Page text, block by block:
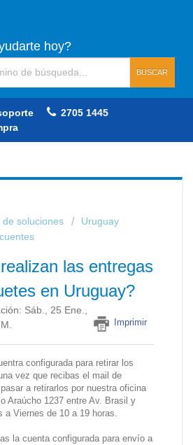
hoy?
BUSCAR
2705 1445
de soluciones
Uruguay
las entregas
en Uruguay?
Imprimir
Sáb., 25 Ene.,
configurada para retirar los
vez que recibas el mail de
a retirarlos por nuestra oficina
Araúcho 1237 entre Av. Brasil y
a Viernes de 10 a 19 horas.
la cuenta configurada para envío a